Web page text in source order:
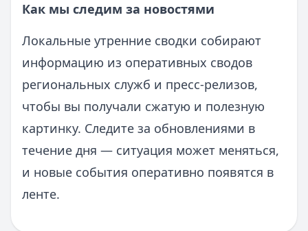
Как мы следим за новостями
Локальные утренние сводки собирают
информацию из оперативных сводов
региональных служб и пресс-релизов,
чтобы вы получали сжатую и полезную
картинку. Следите за обновлениями в
течение дня — ситуация может меняться,
и новые события оперативно появятся в
ленте.